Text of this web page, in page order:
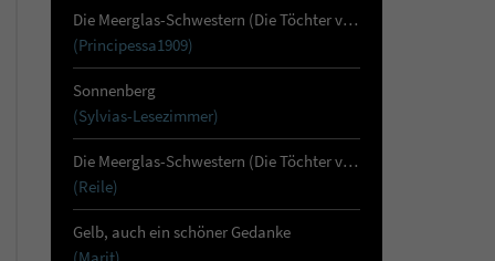
Die Meerglas-Schwestern (Die Töchter von Skara 1)
(Principessa1909)
Sonnenberg
(Sylvias-Lesezimmer)
Die Meerglas-Schwestern (Die Töchter von Skara 1)
(Reile)
Gelb, auch ein schöner Gedanke